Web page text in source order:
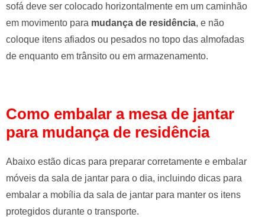
l
e
f
t
n
sofá deve ser colocado horizontalmente em um caminhão
em movimento para mudança de residência, e não
coloque itens afiados ou pesados ​​no topo das almofadas
de enquanto em trânsito ou em armazenamento.
Como embalar a mesa de jantar
para mudança de residência
Abaixo estão dicas para preparar corretamente e embalar
móveis da sala de jantar para o dia, incluindo dicas para
embalar a mobília da sala de jantar para manter os itens
protegidos durante o transporte.